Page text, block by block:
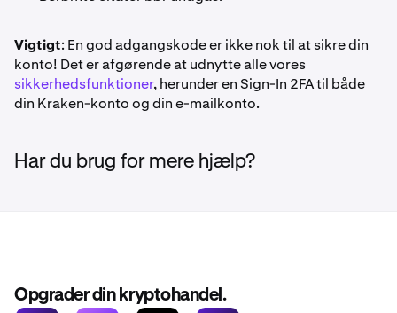
Vigtigt: En god adgangskode er ikke nok til at sikre din
konto! Det er afgørende at udnytte alle vores
sikkerhedsfunktioner, herunder en Sign-In 2FA til både
din Kraken-konto og din e-mailkonto.
Har du brug for mere hjælp?
Opgrader din kryptohandel.